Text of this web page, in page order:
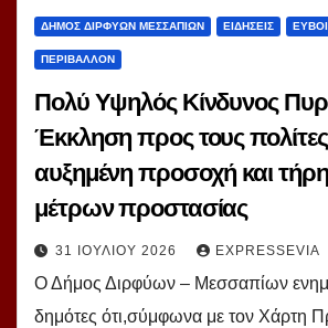
ΔΗΜΟΣ ΔΙΡΦΥΩΝ ΜΕΣΣΑΠΙΩΝ ΕΙΔΗΣΕΙΣ
ΠΕΡΙΒΑΛΛΟΝ
Πολύ Υψηλός Κίνδυνος
Έκκληση προς τους πολίτες
αυξημένη προσοχή και
μέτρων προστασίας
31 ΙΟΥΛΊΟΥ 2026 EXPRESSEVIA
Ο Δήμος Διρφύων – Μεσσαπίων
δημότες ότι,σύμφωνα με τον Χάρτη